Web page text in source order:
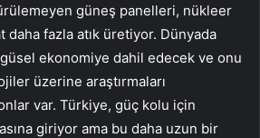
güneş panelleri, nükleer
fazla atık üretiyor. Dünyada
ekonomiye dahil edecek ve onu
üzerine araştırmaları
var. Türkiye, güç kolu için
giriyor ama bu daha uzun bir